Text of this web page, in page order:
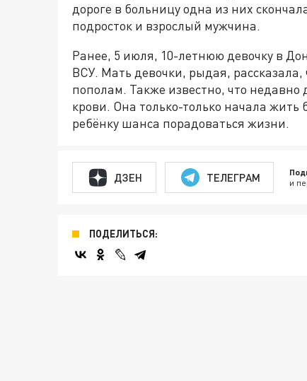
дороге в больницу одна из них
подросток и взрослый мужчина.
Ранее, 5 июля, 10-летнюю девочку в
ВСУ. Мать девочки, рыдая, рассказала,
пополам. Также известно, что
крови. Она только-только начала жить
ребёнку шанса порадоваться жизни.
ДЗЕН ТЕЛЕГРАМ и
ПОДЕЛИТЬСЯ: